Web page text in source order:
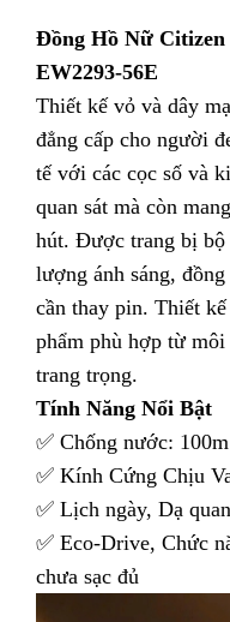
Đồng Hồ Nữ
EW2293-56E
Thiết kế vỏ và dây
đẳng cấp cho người
tế với các cọc số và
quan sát mà còn
hút. Được trang bị bộ
lượng ánh sáng,
cần thay pin. Thiết
phẩm phù hợp từ
trang trọng.
Tính Năng Nổi Bật
✅ Chống nước:
✅ Kính Cứng Chịu
✅ Lịch ngày, Dạ
✅ Eco-Drive, Chức
chưa sạc đủ